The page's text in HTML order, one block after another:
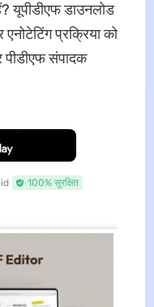
यूपीडीएफ डाउनलोड
प्रक्रिया को
संपादक
100% सुरक्षित